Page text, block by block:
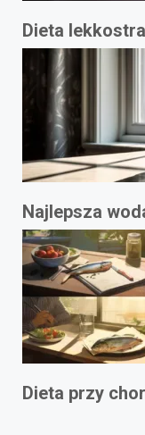
Dieta
Najlepsza
Dieta przy